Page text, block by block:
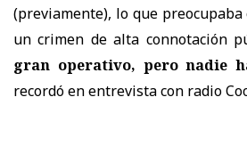
(previamente), lo que
un crimen de alta connotación
gran operativo, pero nadie
recordó en entrevista con radio